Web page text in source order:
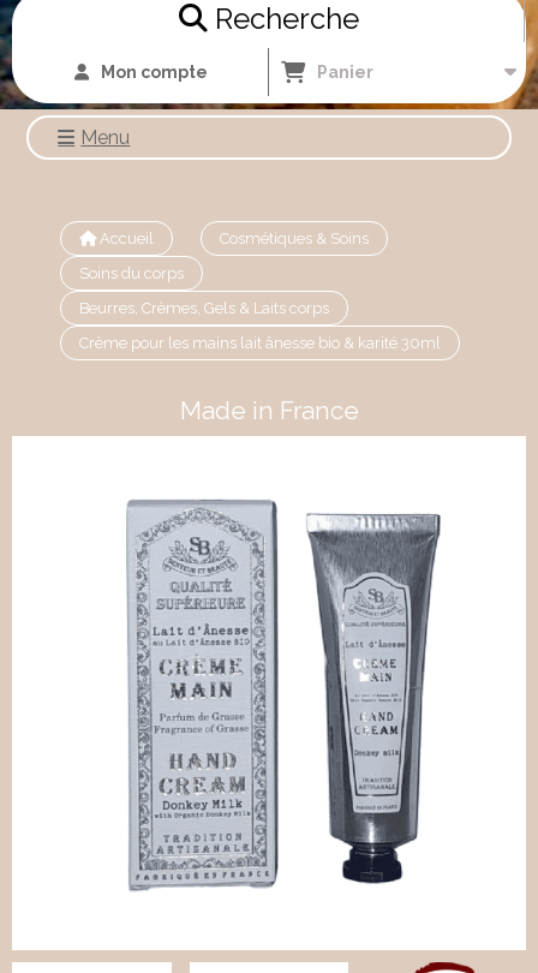
Recherche
Mon compte Panier
Menu
Accueil
Cosmétiques & Soins
Soins du corps
Beurres, Crèmes, Gels & Laits corps
Crème pour les mains lait ânesse bio & karité 30ml
Made in France